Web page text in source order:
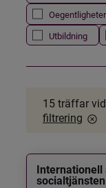
Oegentligheter
Utbildning
15 träffar
filtrering
Internationell
socialtjänsten